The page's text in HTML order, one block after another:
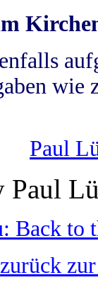
wie
Paul
Back to
zurück